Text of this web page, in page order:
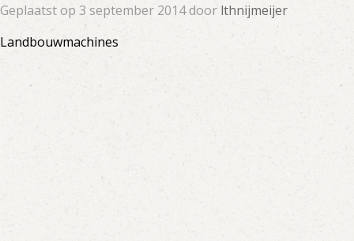
Geplaatst op 3 september 2014 door lthnijmeijer
Landbouwmachines